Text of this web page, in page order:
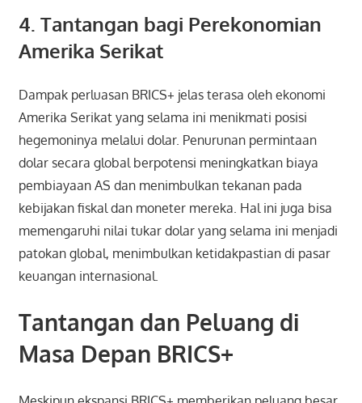
4. Tantangan bagi Perekonomian
Amerika Serikat
Dampak perluasan BRICS+ jelas terasa oleh ekonomi
Amerika Serikat yang selama ini menikmati posisi
hegemoninya melalui dolar. Penurunan permintaan
dolar secara global berpotensi meningkatkan biaya
pembiayaan AS dan menimbulkan tekanan pada
kebijakan fiskal dan moneter mereka. Hal ini juga bisa
memengaruhi nilai tukar dolar yang selama ini menjadi
patokan global, menimbulkan ketidakpastian di pasar
keuangan internasional.
Tantangan dan Peluang di
Masa Depan BRICS+